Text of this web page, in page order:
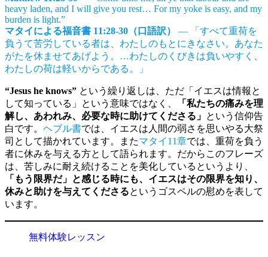
heavy laden, and I will give you rest… For my yoke is easy, and my
burden is light.”
マタイによる福音書 11:28-30（口語訳）
— 「すべて重荷を
負うて苦労している者は、わたしのもとにきなさい。あなた
がたを休ませてあげよう。…わたしのくびきは負いやすく、
わたしの荷は軽いからである。」
“Jesus he knows” という繰り返しは、ただ「イエスは情報と
して知っている」という意味ではなく、
「私たちの痛みを理
解し、あわれみ、必要な時に助けてくださる」 という信仰告
白です。 ヘブル書では、イエスは人間の弱さを思いやる大祭
司として描かれています。またマタイ11章では、重荷を負う
者に休みを与える方として語られます。だからこのフレーズ
は、苦しみに耐え続けることを美化しているというより、
「もう限界だ」と感じる時にも、イエスはその限界を知り、
休みと助けを与えてくださるというゴスペルの慰めを表して
います。
無料体験レッスン